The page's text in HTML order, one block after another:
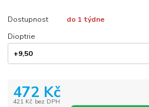
Dostupnost
do 1 týdne
Dioptrie
472 Kč
421 Kč bez DPH